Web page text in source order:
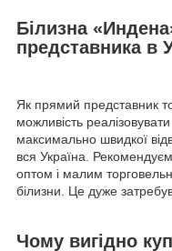
Білизна
представника в
Як прямий представник
можливість
максимально швидкої
вся Україна.
оптом і малим
білизни. Це дуже
Чому вигідно